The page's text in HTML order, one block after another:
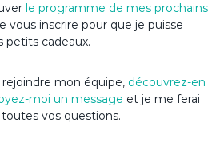
le programme de mes prochains
vous inscrire pour que je puisse
petits cadeaux.
mon équipe, découvrez-en
moi un message et je me ferai
vos questions.